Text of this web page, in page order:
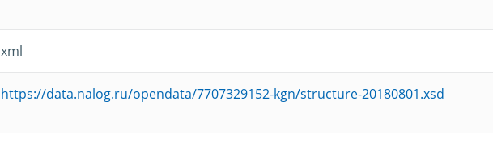
xml
https://data.nalog.ru/opendata/7707329152-kgn/structure-20180801.xsd